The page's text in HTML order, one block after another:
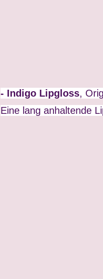
- Indigo Lipgloss,
Eine lang anhaltende